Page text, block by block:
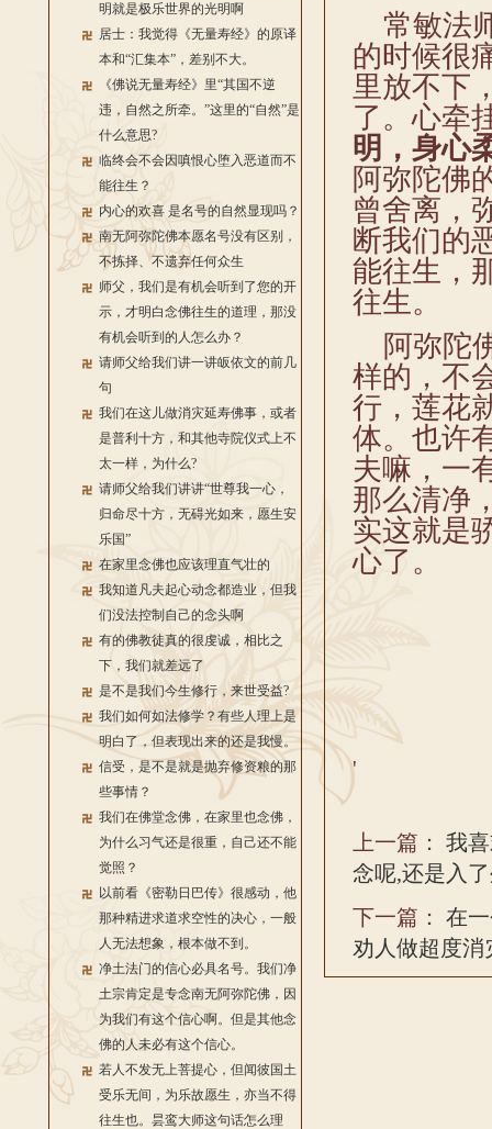
明就是极乐世界的光明啊
居士：我觉得《无量寿经》的原译
本和“汇集本”，差别不大。
《佛说无量寿经》里“其国不逆
违，自然之所牵。”这里的“自然”是
什么意思?
临终会不会因嗔恨心堕入恶道而不
能往生？
内心的欢喜 是名号的自然显现吗？
南无阿弥陀佛本愿名号没有区别，
不拣择、不遗弃任何众生
师父，我们是有机会听到了您的开
示，才明白念佛往生的道理，那没
有机会听到的人怎么办？
请师父给我们讲一讲皈依文的前几
句
我们在这儿做消灾延寿佛事，或者
是普利十方，和其他寺院仪式上不
太一样，为什么?
请师父给我们讲讲“世尊我一心，
归命尽十方，无碍光如来，愿生安
乐国”
在家里念佛也应该理直气壮的
我知道凡夫起心动念都造业，但我
们没法控制自己的念头啊
有的佛教徒真的很虔诚，相比之
下，我们就差远了
是不是我们今生修行，来世受益?
我们如何如法修学？有些人理上是
明白了，但表现出来的还是我慢。
信受，是不是就是抛弃修资粮的那
些事情？
我们在佛堂念佛，在家里也念佛，
为什么习气还是很重，自己还不能
觉照？
以前看《密勒日巴传》很感动，他
那种精进求道求空性的决心，一般
人无法想象，根本做不到。
净土法门的信心必具名号。我们净
土宗肯定是专念南无阿弥陀佛，因
为我们有这个信心啊。但是其他念
佛的人未必有这个信心。
若人不发无上菩提心，但闻彼国土
受乐无间，为乐故愿生，亦当不得
往生也。昙鸾大师这句话怎么理
常敏法
的时候很
里放不下
了。心牵
明，身心
阿弥陀佛
曾舍离，
断我们的
能往生，
往生。
阿弥陀
样的，不
行，莲花
体。也许
夫嘛，一
那么清净
实这就是
心了。
'
上一篇： 我
念呢,还是入
下一篇： 在
劝人做超度消